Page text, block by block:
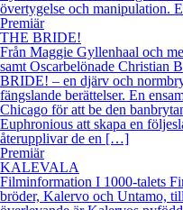
övertygelse och manipulation.
Premiär
THE BRIDE!
Från Maggie Gyllenhaal och
samt Oscarbelönade Christian
BRIDE! – en djärv och
fängslande berättelser. En
Chicago för att be den
Euphronious att skapa en
återupplivar de en […]
Premiär
KALEVALA
Filminformation I 1000-talets
bröder, Kalervo och Untamo,